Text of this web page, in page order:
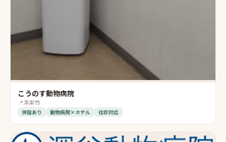
こうのす動物病院
📍鴻巣市
併設あり 動物病院×ホテル 往診対応